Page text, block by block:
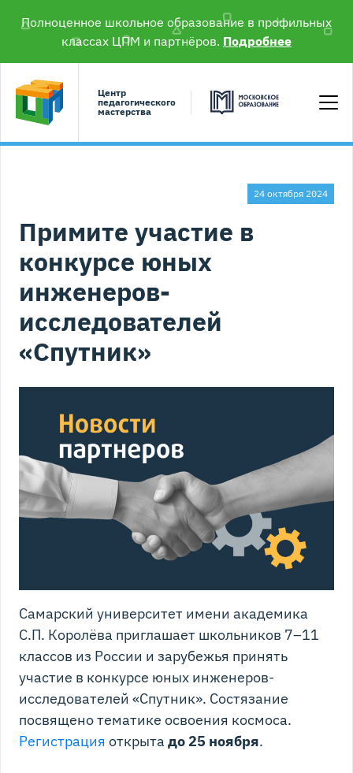
Полноценное школьное образование в профильных
классах ЦПМ и партнёров. Подробнее
Центр
педагогического
мастерства
24 октября 2024
Примите участие в
конкурсе юных
инженеров-
исследователей
«Спутник»
Самарский университет имени академика
С.П. Королёва приглашает школьников 7–11
классов из России и зарубежья принять
участие в конкурсе юных инженеров-
исследователей «Спутник». Состязание
посвящено тематике освоения космоса.
Регистрация открыта до 25 ноября.